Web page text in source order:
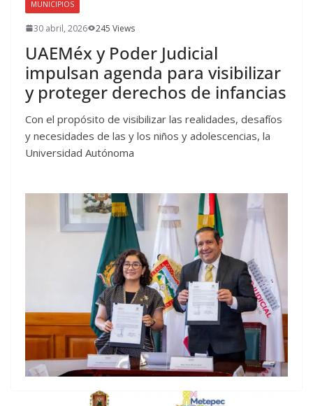
MUNICIPIOS
30 abril, 2026 245 Views
UAEMéx y Poder Judicial
impulsan agenda para visibilizar
y proteger derechos de infancias
Con el propósito de visibilizar las realidades, desafíos
y necesidades de las y los niños y adolescencias, la
Universidad Autónoma